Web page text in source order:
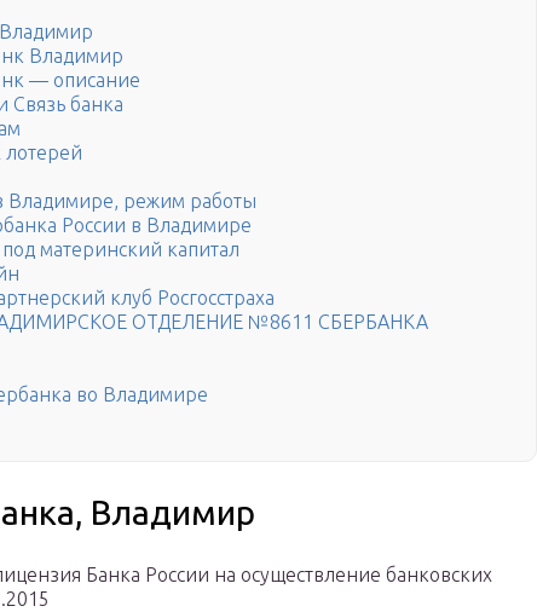
Владимир
— описание
Связь банка
Владимире, режим работы
России в Владимире
материнский капитал
клуб Росгосстраха
ОТДЕЛЕНИЕ №8611 СБЕРБАНКА
во Владимире
Владимир
Банка России на осуществление банковских